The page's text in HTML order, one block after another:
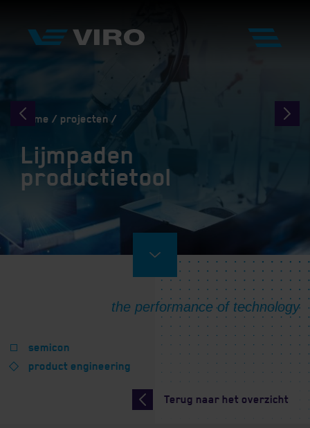
Home projecten
Lijmpaden
productietool
semicon
product engineering
Terug naar het overzicht